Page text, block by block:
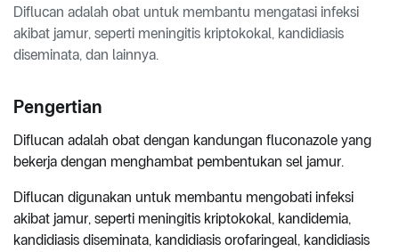
Diflucan adalah obat untuk membantu mengatasi infeksi
akibat jamur, seperti meningitis kriptokokal, kandidiasis
diseminata, dan lainnya.
Pengertian
Diflucan adalah obat dengan kandungan fluconazole yang
bekerja dengan menghambat pembentukan sel jamur.
Diflucan digunakan untuk membantu mengobati infeksi
akibat jamur, seperti meningitis kriptokokal, kandidemia,
kandidiasis diseminata, kandidiasis orofaringeal, kandidiasis